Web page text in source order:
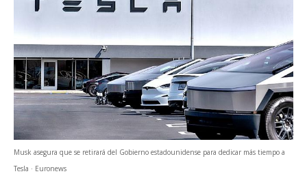
Musk asegura que se retirará del Gobierno estadounidense para dedicar más tiempo a
Tesla · Euronews